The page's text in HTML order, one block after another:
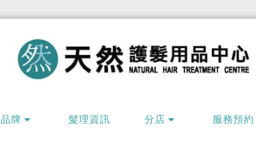
品牌 髮理資訊 分店 服務預約